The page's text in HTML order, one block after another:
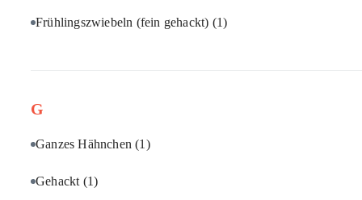
Frühlingszwiebeln (fein gehackt) (1)
G
Ganzes Hähnchen(1)
Gehackt (1)